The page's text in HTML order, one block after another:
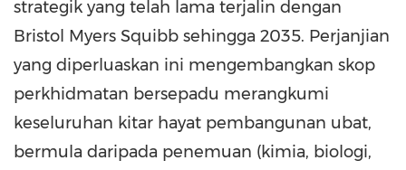
strategik yang telah lama terjalin dengan
Bristol Myers Squibb sehingga 2035. Perjanjian
yang diperluaskan ini mengembangkan skop
perkhidmatan bersepadu merangkumi
keseluruhan kitar hayat pembangunan ubat,
bermula daripada penemuan (kimia, biologi,